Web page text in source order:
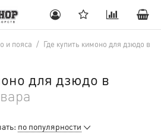
и пояса / Где купить кимоно для дзюдо в
для дзюдо в
по популярности